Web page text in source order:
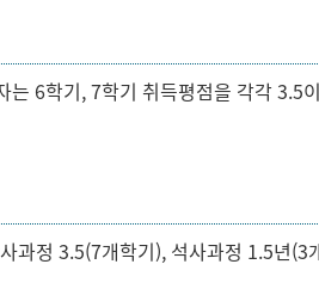
는 6학기, 7학기 취득평점을 각각 3.5
과정 3.5(7개학기), 석사과정 1.5년(3